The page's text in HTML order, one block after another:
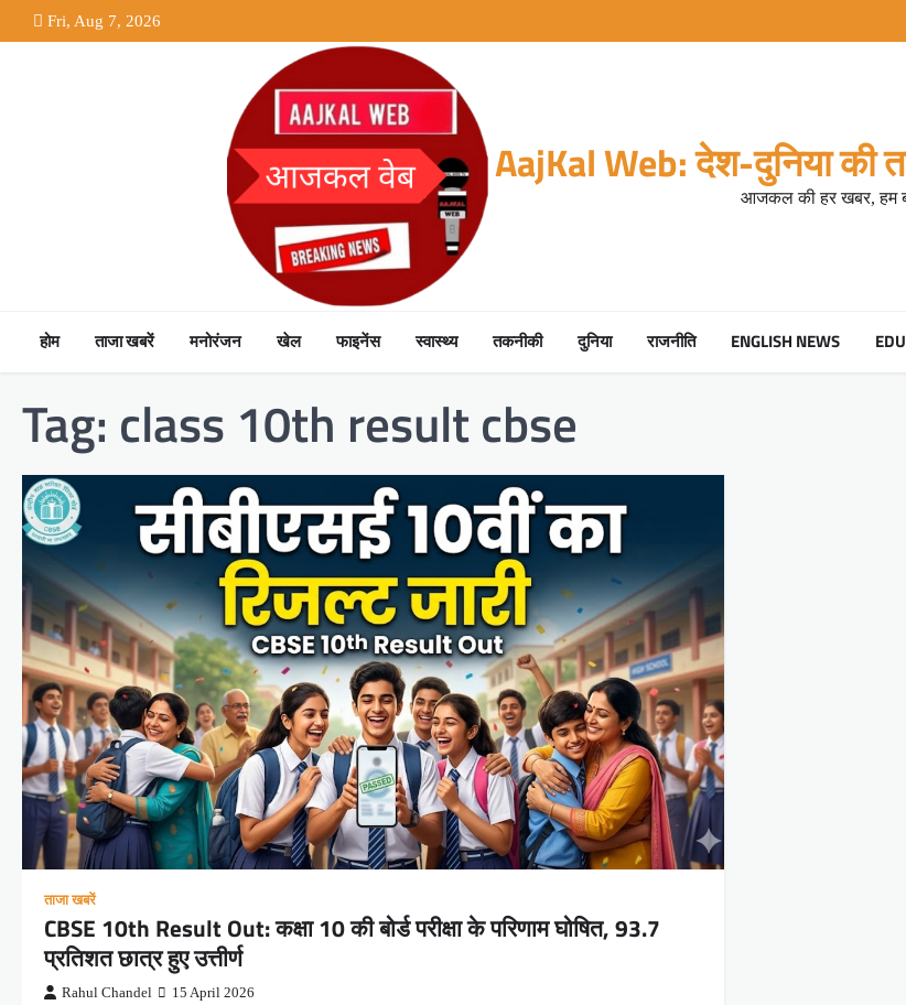
to
Fri, Aug 7, 2026
AajKal Web: देश-दुनिया की
आजकल की हर खबर, हम
होम ताजा खबरें मनोरंजन खेल फाइनेंस स्वास्थ्य तकनीकी दुनिया राजनीति ENGLISH NEWS
Tag: class 10th result cbse
ताजा खबरें
CBSE 10th Result Out: कक्षा 10 की बोर्ड परीक्षा के परिणाम घोषित, 93.7
प्रतिशत छात्र हुए उत्तीर्ण
Rahul Chandel 15 April 2026